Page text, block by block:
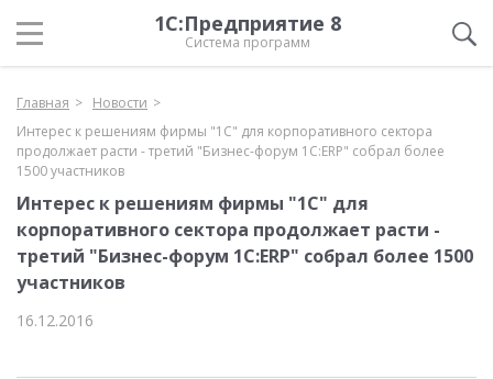
1С:Предприятие 8
Система программ
Главная
Новости
Интерес к решениям фирмы "1С" для корпоративного сектора
продолжает расти - третий "Бизнес-форум 1С:ERP" собрал более
1500 участников
Интерес к решениям фирмы "1С" для
корпоративного сектора продолжает расти -
третий "Бизнес-форум 1С:ERP" собрал более 1500
участников
16.12.2016